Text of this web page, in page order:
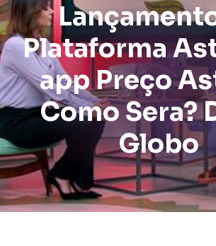
Plataforma
app Preço
Como Sera?
Globo